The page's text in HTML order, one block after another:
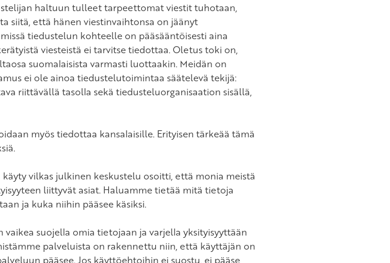
haltuun tulleet tarpeettomat viestit tuhotaan,
siitä, että hänen viestinvaihtonsa on jäänyt
tiedustelun kohteelle on pääsääntöisesti aina
viesteistä ei tarvitse tiedottaa. Oletus toki on,
suomalaisista varmasti luottaakin. Meidän on
ei ole ainoa tiedustelutoimintaa säätelevä tekijä:
riittävällä tasolla sekä tiedusteluorganisaation sisällä,
myös tiedottaa kansalaisille. Erityisen tärkeää tämä
vilkas julkinen keskustelu osoitti, että monia meistä
liittyvät asiat. Haluamme tietää mitä tietoja
ja kuka niihin pääsee käsiksi.
suojella omia tietojaan ja varjella yksityisyyttään
palveluista on rakennettu niin, että käyttäjän on
pääsee. Jos käyttöehtoihin ei suostu, ei pääse